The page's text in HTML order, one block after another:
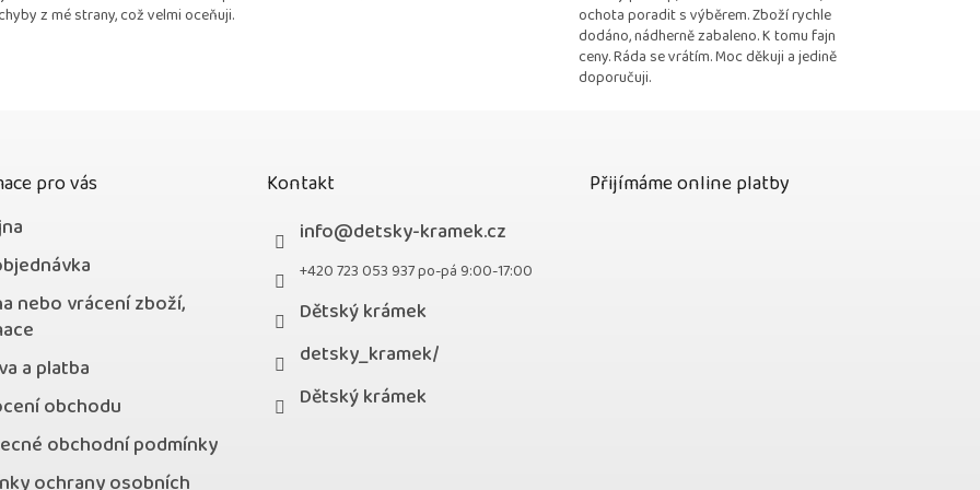
z
z mé strany, což velmi oceňuji.
ochota poradit s výběrem. Zboží rychle
dodáno, nádherně zabaleno. K tomu fajn
ceny. Ráda se vrátím. Moc děkuji a jedině
doporučuji.
pro vás
nebo vrácení zboží,
a platba
obchodu
obchodní podmínky
ochrany osobních
Kontakt
info@detsky-kramek.cz
+420 723 053 937 po-pá 9:00-17:00
Dětský krámek
detsky_kramek/
Dětský krámek
Přijímáme online platby